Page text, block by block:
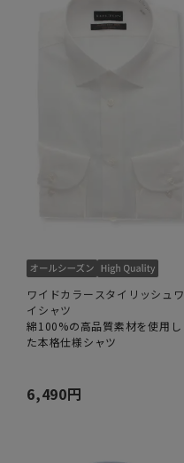
ワイドカラースタイリッシュワ
イシャツ
綿100%の高品質素材を使用し
た本格仕様シャツ
6,490円